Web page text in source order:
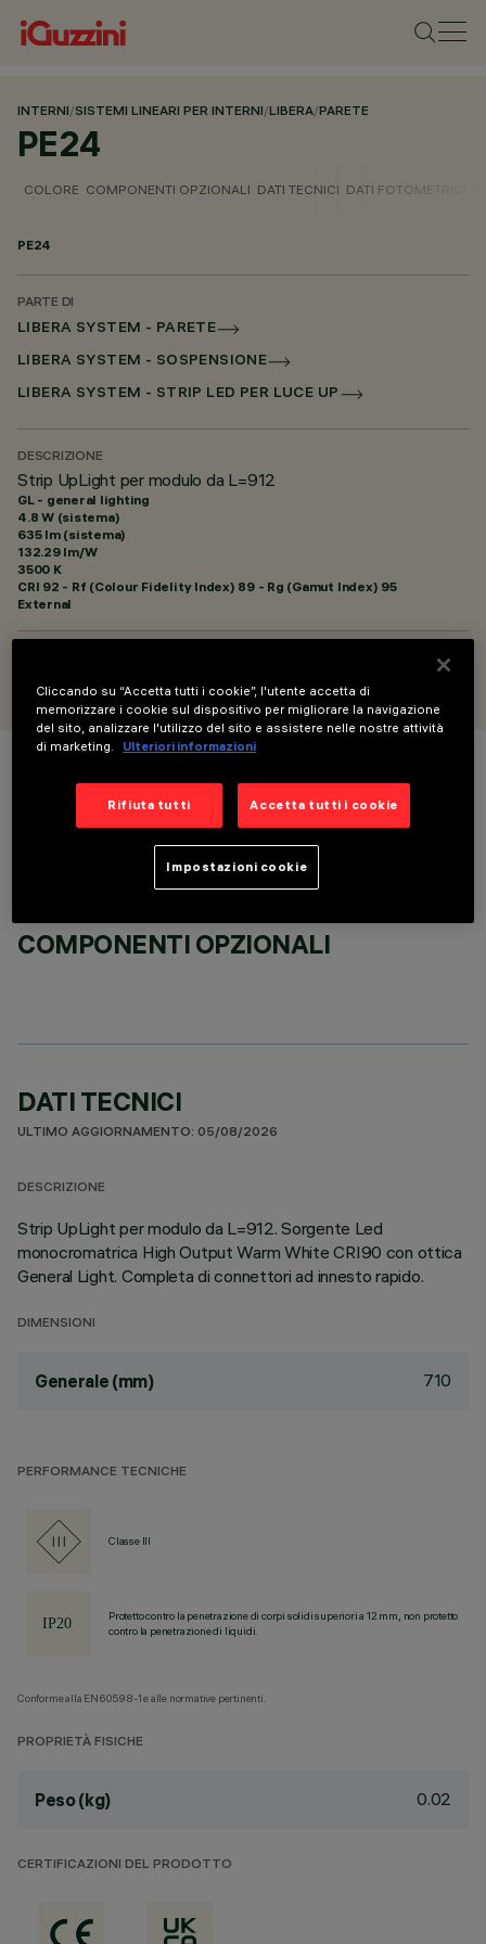
INTERNI/SISTEMI LINEARI PER INTERNI/LIBERA/PARETE
PE24
COLORE COMPONENTI OPZIONALI DATI TECNICI DATI FOTOMETRICI
PE24
PARTE DI
LIBERA SYSTEM - PARETE
LIBERA SYSTEM - SOSPENSIONE
LIBERA SYSTEM - STRIP LED PER LUCE UP
DESCRIZIONE
Strip UpLight per modulo da L=912
GL - general lighting
4.8 W (sistema)
635 lm (sistema)
132.29 lm/W
3500 K
CRI 92 - Rf (Colour Fidelity Index) 89 - Rg (Gamut Index) 95
External
COLORE
COMPONENTI OPZIONALI
DATI TECNICI
ULTIMO AGGIORNAMENTO: 05/08/2026
DESCRIZIONE
Strip UpLight per modulo da L=912. Sorgente Led
monocromatrica High Output Warm White CRI90 con ottica
General Light. Completa di connettori ad innesto rapido.
DIMENSIONI
Generale (mm) 710
PERFORMANCE TECNICHE
Classe III
Protetto contro la penetrazione di corpi solidi superiori a 12 mm, non protetto
contro la penetrazione di liquidi.
Conforme alla EN60598-1 e alle normative pertinenti.
PROPRIETÀ FISICHE
Peso (kg) 0.02
CERTIFICAZIONI DEL PRODOTTO
Cliccando su “Accetta tutti i cookie”, l'utente accetta di
memorizzare i cookie sul dispositivo per migliorare la navigazione
del sito, analizzare l'utilizzo del sito e assistere nelle nostre attività
di marketing.
Ulteriori informazioni
Rifiuta tutti Accetta tutti i cookie
Impostazioni cookie